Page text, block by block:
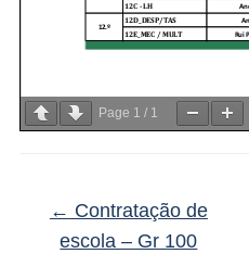
Page 1 / 1
← Contratação de
escola – Gr 100